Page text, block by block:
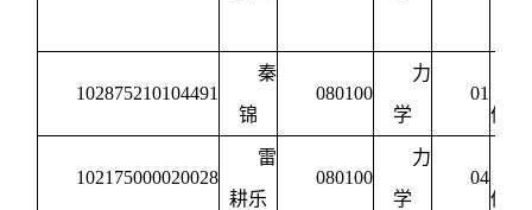
102875210104491
秦
锦
080100
力
学
01
体
102175000020028
雷
耕乐
080100
力
学
04
体